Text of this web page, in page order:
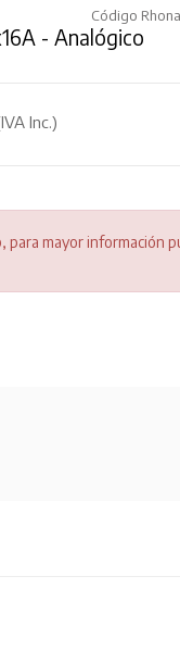
Código
- Analógico
Inc.)
para mayor información